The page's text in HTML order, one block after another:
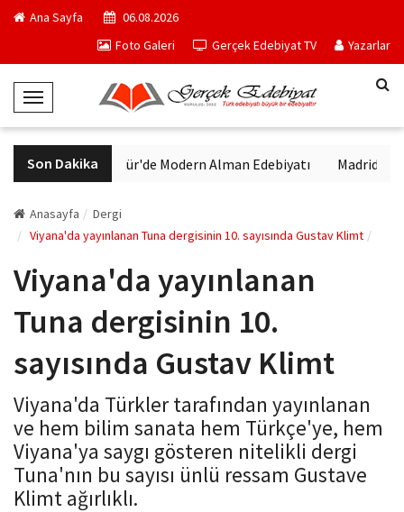
Ana Sayfa
06.08.2026
Foto Galeri
Gerçek Edebiyat TV Yazarlar
T
o
g
g
e
N
v
g
t
o
n
Son Dakika
VakıfBank Kültür'de Modern Alman Edebiyatı Madrid
Anasayfa
Dergi
Viyana'da yayınlanan Tuna dergisinin 10. sayısında Gustav Klimt
Viyana'da yayınlanan
Tuna dergisinin 10.
sayısında Gustav Klimt
Viyana'da Türkler tarafından yayınlanan
ve hem bilim sanata hem Türkçe'ye, hem
Viyana'ya saygı gösteren nitelikli dergi
Tuna'nın bu sayısı ünlü ressam Gustave
Klimt ağırlıklı.